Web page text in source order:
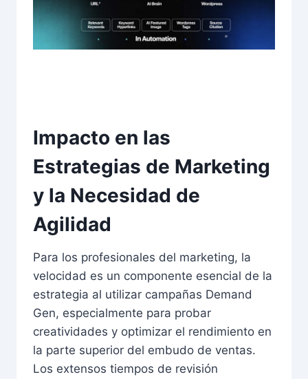
Impacto en las
Estrategias de Marketing
y la Necesidad de
Agilidad
Para los profesionales del marketing, la
velocidad es un componente esencial de la
estrategia al utilizar campañas Demand
Gen, especialmente para probar
creatividades y optimizar el rendimiento en
la parte superior del embudo de ventas.
Los extensos tiempos de revisión